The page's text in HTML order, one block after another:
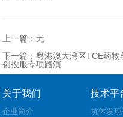
上一篇：无
下一篇：粤港澳大湾区TCE药
创投服专项路演
关于我们
企业简介
技术平
抗体发现